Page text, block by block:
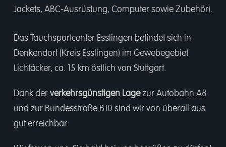
Jackets, ABC-Ausrüstung, Computer sowie Zubehör).
Das Tauchsportcenter Esslingen befindet sich in
Denkendorf (Kreis Esslingen) im Gewebegebiet
Lichtäcker, ca. 15 km östlich von Stuttgart.
Dank der verkehrsgünstigen Lagezur Autobahn A8
und zur Bundesstraße B10 sind wir von überall aus
gut erreichbar.